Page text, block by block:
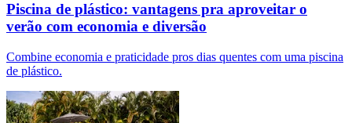
Piscina de plástico: vantagens pra aproveitar o
verão com economia e diversão
Combine economia e praticidade pros dias quentes com uma piscina
de plástico.